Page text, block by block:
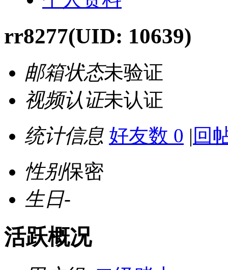
rr8277(UID: 10639)
邮箱状态未验证
视频认证未认证
统计信息 好友数 0 | 回
性别保密
生日-
活跃概况